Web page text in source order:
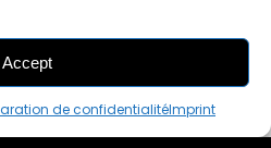
Accept
de confidentialitéImprint
THIS PAIR IS
ALREADY SOLD OUT